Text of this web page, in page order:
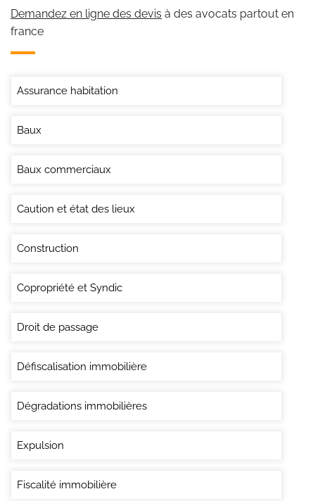
Demandez en ligne des devis à des avocats partout en
france
Assurance habitation
Baux
Baux commerciaux
Caution et état des lieux
Construction
Copropriété et Syndic
Droit de passage
Défiscalisation immobilière
Dégradations immobilières
Expulsion
Fiscalité immobilière